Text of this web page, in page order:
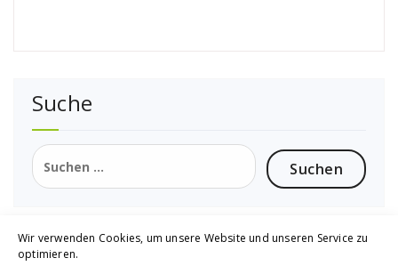
Wir verwenden Cookies, um unsere Website und unseren Service zu
optimieren.
Suche
Suchen
nach: